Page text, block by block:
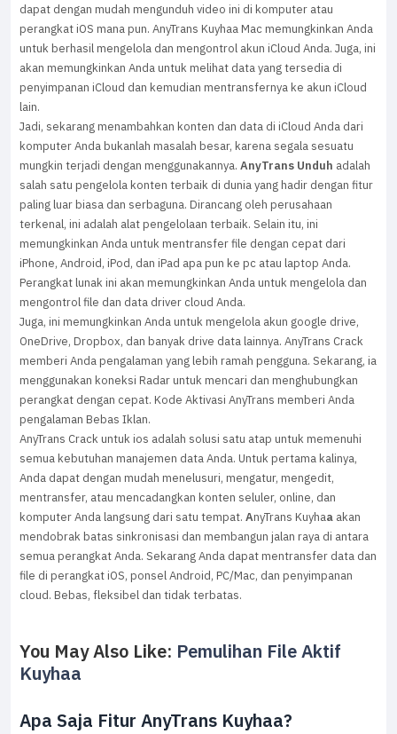
dapat dengan mudah mengunduh video ini di komputer atau
perangkat iOS mana pun. AnyTrans Kuyhaa Mac memungkinkan Anda
untuk berhasil mengelola dan mengontrol akun iCloud Anda. Juga, ini
akan memungkinkan Anda untuk melihat data yang tersedia di
penyimpanan iCloud dan kemudian mentransfernya ke akun iCloud
lain.
Jadi, sekarang menambahkan konten dan data di iCloud Anda dari
komputer Anda bukanlah masalah besar, karena segala sesuatu
mungkin terjadi dengan menggunakannya. AnyTrans Unduh adalah
salah satu pengelola konten terbaik di dunia yang hadir dengan fitur
paling luar biasa dan serbaguna. Dirancang oleh perusahaan
terkenal, ini adalah alat pengelolaan terbaik. Selain itu, ini
memungkinkan Anda untuk mentransfer file dengan cepat dari
iPhone, Android, iPod, dan iPad apa pun ke pc atau laptop Anda.
Perangkat lunak ini akan memungkinkan Anda untuk mengelola dan
mengontrol file dan data driver cloud Anda.
Juga, ini memungkinkan Anda untuk mengelola akun google drive,
OneDrive, Dropbox, dan banyak drive data lainnya. AnyTrans Crack
memberi Anda pengalaman yang lebih ramah pengguna. Sekarang, ia
menggunakan koneksi Radar untuk mencari dan menghubungkan
perangkat dengan cepat. Kode Aktivasi AnyTrans memberi Anda
pengalaman Bebas Iklan.
AnyTrans Crack untuk ios adalah solusi satu atap untuk memenuhi
semua kebutuhan manajemen data Anda. Untuk pertama kalinya,
Anda dapat dengan mudah menelusuri, mengatur, mengedit,
mentransfer, atau mencadangkan konten seluler, online, dan
komputer Anda langsung dari satu tempat. AnyTrans Kuyhaa akan
mendobrak batas sinkronisasi dan membangun jalan raya di antara
semua perangkat Anda. Sekarang Anda dapat mentransfer data dan
file di perangkat iOS, ponsel Android, PC/Mac, dan penyimpanan
cloud. Bebas, fleksibel dan tidak terbatas.
You May Also Like: Pemulihan File Aktif
Kuyhaa
Apa Saja Fitur AnyTrans Kuyhaa?